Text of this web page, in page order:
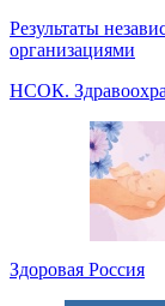
Результаты
организациями
НСОК.
Здоровая Россия